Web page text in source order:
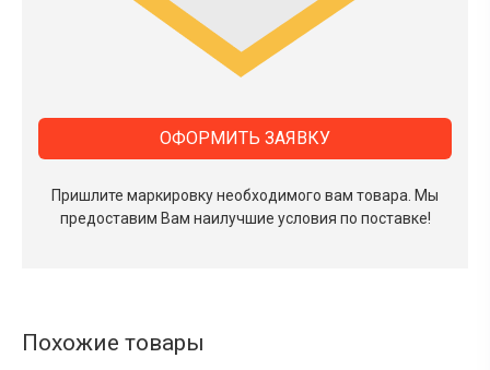
Пришлите маркировку необходимого вам товара. Мы
предоставим Вам наилучшие условия по поставке!
ОФОРМИТЬ ЗАЯВКУ
Похожие товары